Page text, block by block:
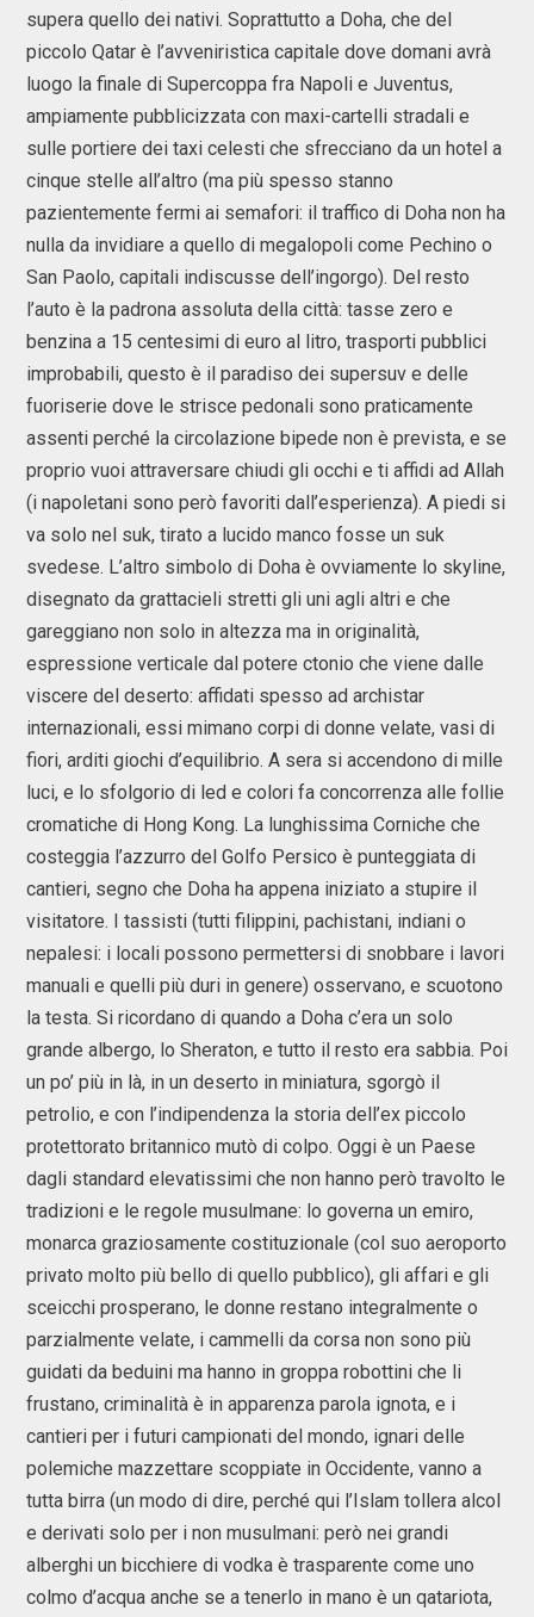
supera quello dei nativi. Soprattutto a Doha, che del
piccolo Qatar è l’avveniristica capitale dove domani avrà
luogo la finale di Supercoppa fra Napoli e Juventus,
ampiamente pubblicizzata con maxi-cartelli stradali e
sulle portiere dei taxi celesti che sfrecciano da un hotel a
cinque stelle all’altro (ma più spesso stanno
pazientemente fermi ai semafori: il traffico di Doha non ha
nulla da invidiare a quello di megalopoli come Pechino o
San Paolo, capitali indiscusse dell’ingorgo). Del resto
l’auto è la padrona assoluta della città: tasse zero e
benzina a 15 centesimi di euro al litro, trasporti pubblici
improbabili, questo è il paradiso dei supersuv e delle
fuoriserie dove le strisce pedonali sono praticamente
assenti perché la circolazione bipede non è prevista, e se
proprio vuoi attraversare chiudi gli occhi e ti affidi ad Allah
(i napoletani sono però favoriti dall’esperienza). A piedi si
va solo nel suk, tirato a lucido manco fosse un suk
svedese. L’altro simbolo di Doha è ovviamente lo skyline,
disegnato da grattacieli stretti gli uni agli altri e che
gareggiano non solo in altezza ma in originalità,
espressione verticale dal potere ctonio che viene dalle
viscere del deserto: affidati spesso ad archistar
internazionali, essi mimano corpi di donne velate, vasi di
fiori, arditi giochi d’equilibrio. A sera si accendono di mille
luci, e lo sfolgorio di led e colori fa concorrenza alle follie
cromatiche di Hong Kong. La lunghissima Corniche che
costeggia l’azzurro del Golfo Persico è punteggiata di
cantieri, segno che Doha ha appena iniziato a stupire il
visitatore. I tassisti (tutti filippini, pachistani, indiani o
nepalesi: i locali possono permettersi di snobbare i lavori
manuali e quelli più duri in genere) osservano, e scuotono
la testa. Si ricordano di quando a Doha c’era un solo
grande albergo, lo Sheraton, e tutto il resto era sabbia. Poi
un po’ più in là, in un deserto in miniatura, sgorgò il
petrolio, e con l’indipendenza la storia dell’ex piccolo
protettorato britannico mutò di colpo. Oggi è un Paese
dagli standard elevatissimi che non hanno però travolto le
tradizioni e le regole musulmane: lo governa un emiro,
monarca graziosamente costituzionale (col suo aeroporto
privato molto più bello di quello pubblico), gli affari e gli
sceicchi prosperano, le donne restano integralmente o
parzialmente velate, i cammelli da corsa non sono più
guidati da beduini ma hanno in groppa robottini che li
frustano, criminalità è in apparenza parola ignota, e i
cantieri per i futuri campionati del mondo, ignari delle
polemiche mazzettare scoppiate in Occidente, vanno a
tutta birra (un modo di dire, perché qui l’Islam tollera alcol
e derivati solo per i non musulmani: però nei grandi
alberghi un bicchiere di vodka è trasparente come uno
colmo d’acqua anche se a tenerlo in mano è un qatariota,